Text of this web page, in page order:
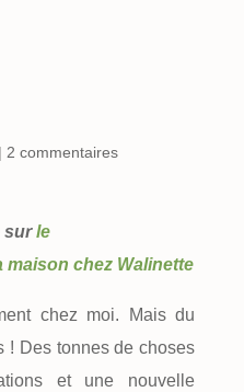
| 2 commentaires
surle
chez Walinette
chez moi. Mais du
! Des tonnes de choses
et une nouvelle